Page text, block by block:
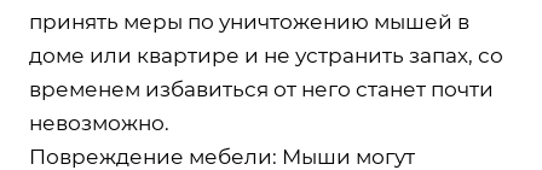
принять меры по уничтожению мышей в
доме или квартире и не устранить запах, со
временем избавиться от него станет почти
невозможно.
Повреждение мебели: Мыши могут